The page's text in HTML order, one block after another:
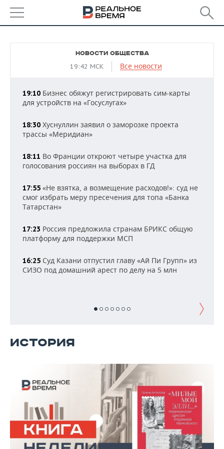
УДМУРТИЯ
НОВОСТИ АНАЛИТИКИ
ДЕКЛАРАЦИИ О ДОХОДАХ
КОМУ ПРИНАДЛЕЖАТ
ТОРГОВЫЕ ЦЕНТРЫ
ТАТАРСТАНА
ЭКОНОМИКА
НОВОСТИ ЭКОНОМИКИ
БЮДЖЕТ
ПРОМЫШЛЕННОСТЬ
ПРОМЫШЛЕННОСТИ
МАШИНОСТРОЕНИЕ
НЕФТЕХИМИЯ
ОПК
НЕДВИЖИМОСТЬ
НОВОСТИ АВТО
БИЗНЕС
РОЗНИЧНАЯ ТОРГОВЛЯ
ТРАНСПОРТ
НОВОСТИ ТЕХНОЛОГИЙ
ТЕЛЕКОММУНИКАЦИИ
МЕРОПРИЯТИЯ
НОВОСТИ МЕРОПРИЯТИЙ
СПОРТ
ВОЛЕЙБОЛ
КИБЕРСПОРТ
ФИГУРНОЕ КАТАНИЕ
НОВОСТИ ОБЩЕСТВА
ИСТОРИЯ
КУЛЬТУРА
МЕДИЦИНА
СПИСОК ПЕРСОН
СПИСОК КОМПАНИЙ
ПОЛНАЯ ВЕРСИЯ
НОВОСТИ ОБЩЕСТВА
19:42 МСК Все новости
19:10 Бизнес обяжут регистрировать сим-карты
для устройств на «Госуслугах»
18:30 Хуснуллин заявил о заморозке проекта
трассы «Меридиан»
18:11 Во Франции откроют четыре участка для
голосования россиян на выборах в ГД
17:55 «Не взятка, а возмещение расходов!»: суд не
смог избрать меру пресечения для топа «Банка
Татарстан»
17:23 Россия предложила странам БРИКС общую
платформу для поддержки МСП
16:25 Суд Казани отпустил главу «Ай Пи Групп» из
СИЗО под домашний арест по делу на 5 млн
ИСТОРИЯ